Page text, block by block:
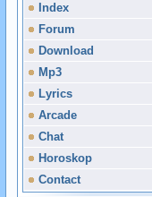
Index
Forum
Download
Mp3
Lyrics
Arcade
Chat
Horoskop
Contact